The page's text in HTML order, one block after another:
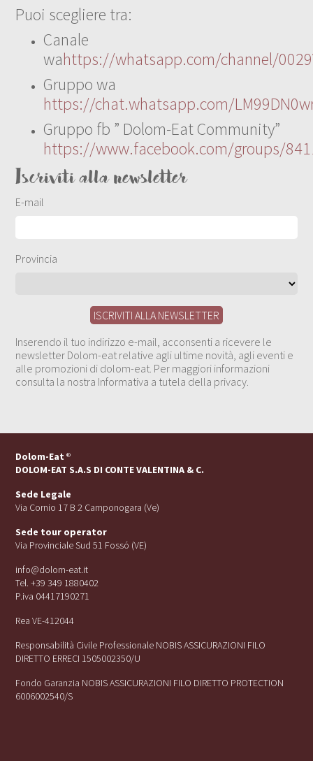
Puoi scegliere tra:
Canale
wahttps://whatsapp.com/channel/
Gruppo wa
https://chat.whatsapp.com/
Gruppo fb ” Dolom-Eat Community”
https://www.facebook.com/groups/
Iscriviti alla newsletter
E-mail
Provincia
Inserendo il tuo indirizzo e-mail, acconsenti a ricevere le
newsletter Dolom-eat relative agli ultime novità, agli eventi e
alle promozioni di dolom-eat. Per maggiori informazioni
consulta la nostra Informativa a tutela della privacy.
Dolom-Eat ®
DOLOM-EAT S.A.S DI CONTE VALENTINA & C.
Sede Legale
Via Cornio 17 B 2 Camponogara (Ve)
Sede tour operator
Via Provinciale Sud 51 Fossó (VE)
info@dolom-eat.it
Tel. +39 349 1880402
P.iva 04417190271
Rea VE-412044
Responsabilità Civile Professionale NOBIS ASSICURAZIONI FILO
DIRETTO ERRECI 1505002350/U
Fondo Garanzia NOBIS ASSICURAZIONI FILO DIRETTO PROTECTION
6006002540/S